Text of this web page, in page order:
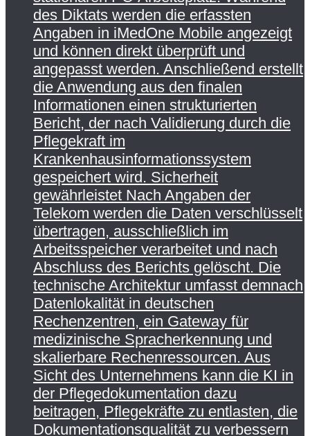
des Diktats werden die erfassten
Angaben in iMedOne Mobile angezeigt
und können direkt überprüft und
angepasst werden. Anschließend erstellt
die Anwendung aus den finalen
Informationen einen strukturierten
Bericht, der nach Validierung durch die
Pflegekraft im
Krankenhausinformationssystem
gespeichert wird. Sicherheit
gewährleistet Nach Angaben der
Telekom werden die Daten verschlüsselt
übertragen, ausschließlich im
Arbeitsspeicher verarbeitet und nach
Abschluss des Berichts gelöscht. Die
technische Architektur umfasst demnach
Datenlokalität in deutschen
Rechenzentren, ein Gateway für
medizinische Spracherkennung und
skalierbare Rechenressourcen. Aus
Sicht des Unternehmens kann die KI in
der Pflegedokumentation dazu
beitragen, Pflegekräfte zu entlasten, die
Dokumentationsqualität zu verbessern